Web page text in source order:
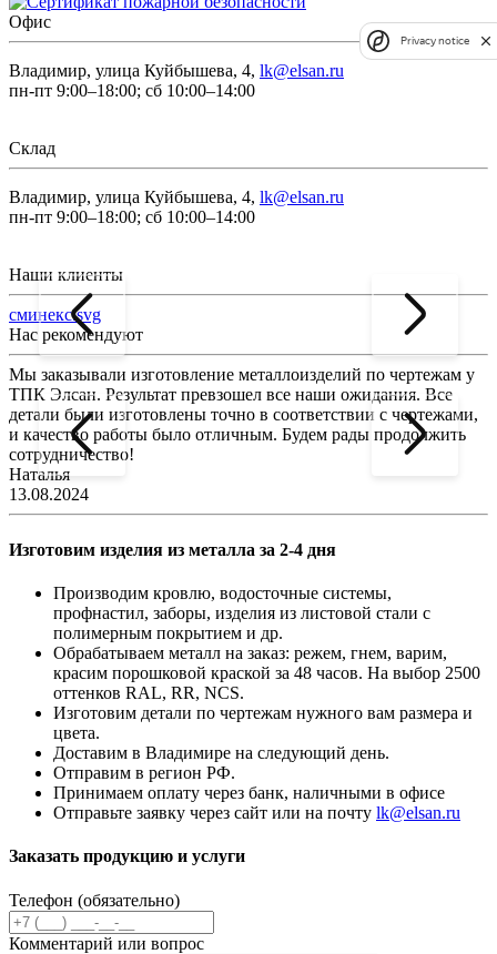
Офис
Владимир, улица Куйбышева, 4, lk@elsan.ru
пн-пт 9:00–18:00; сб 10:00–14:00
Склад
Владимир, улица Куйбышева, 4, lk@elsan.ru
пн-пт 9:00–18:00; сб 10:00–14:00
Наши клиенты
сминекс.svg
Нас рекомендуют
Мы заказывали изготовление металлоизделий по чертежам у
ТПК Элсан. Результат превзошел все наши ожидания. Все
детали были изготовлены точно в соответствии с чертежами,
и качество работы было отличным. Будем рады продолжить
сотрудничество!
Наталья
13.08.2024
Изготовим изделия из металла за 2-4 дня
Производим кровлю, водосточные системы,
профнастил, заборы, изделия из листовой стали с
полимерным покрытием и др.
Обрабатываем металл на заказ: режем, гнем, варим,
красим порошковой краской за 48 часов. На выбор 2500
оттенков RAL, RR, NCS.
Изготовим детали по чертежам нужного вам размера и
цвета.
Доставим в Владимире на следующий день.
Отправим в регион РФ.
Принимаем оплату через банк, наличными в офисе
Отправьте заявку через сайт или на почту lk@elsan.ru
Заказать продукцию и услуги
Телефон (обязательно)
Комментарий или вопрос
Privacy notice